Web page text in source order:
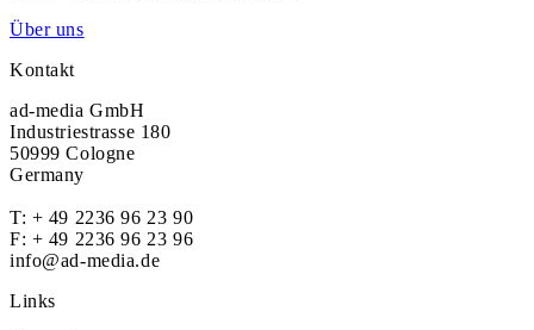
Über uns
Kontakt
ad-media GmbH
Industriestrasse 180
50999 Cologne
Germany
T: + 49 2236 96 23 90
F: + 49 2236 96 23 96
info@ad-media.de
Links